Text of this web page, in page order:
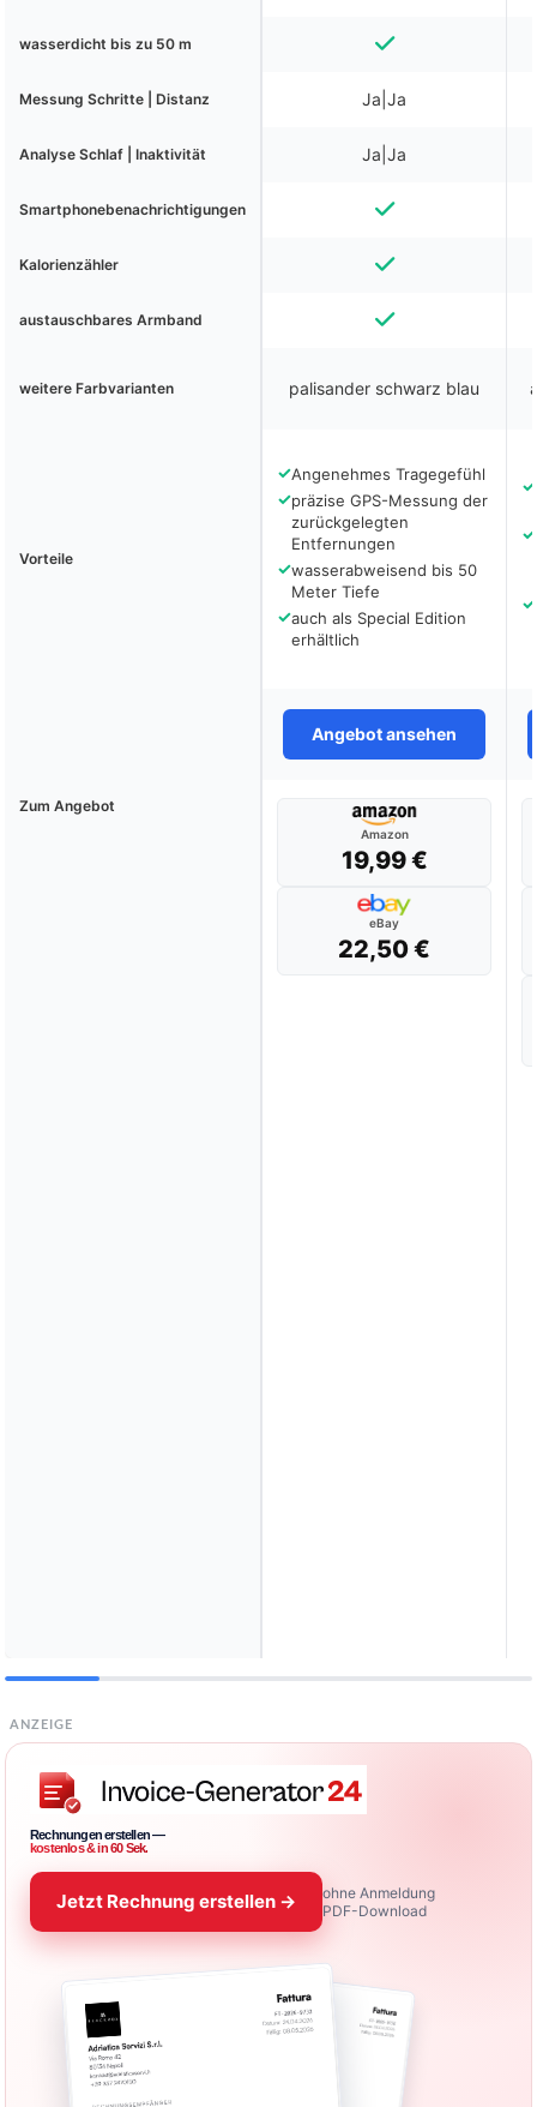
wasserdicht bis zu 50 m
Messung Schritte | Distanz Ja|Ja
Analyse Schlaf | Inaktivität Ja|Ja
Smartphonebenachrichtigungen
Kalorienzähler
austauschbares Armband
weitere Farbvarianten palisander schwarz blau
Vorteile
✓Angenehmes Tragegefühl
✓präzise GPS-Messung der
zurückgelegten
Entfernungen
✓wasserabweisend bis 50
Meter Tiefe
✓auch als Special Edition
erhältlich
✓
✓
✓
Angebot ansehen
Zum Angebot
Amazon
19,99 €
eBay
22,50 €
ANZEIGE
Rechnungen erstellen —
kostenlos & in 60 Sek.
Jetzt Rechnung erstellen →
ohne Anmeldung
PDF-Download